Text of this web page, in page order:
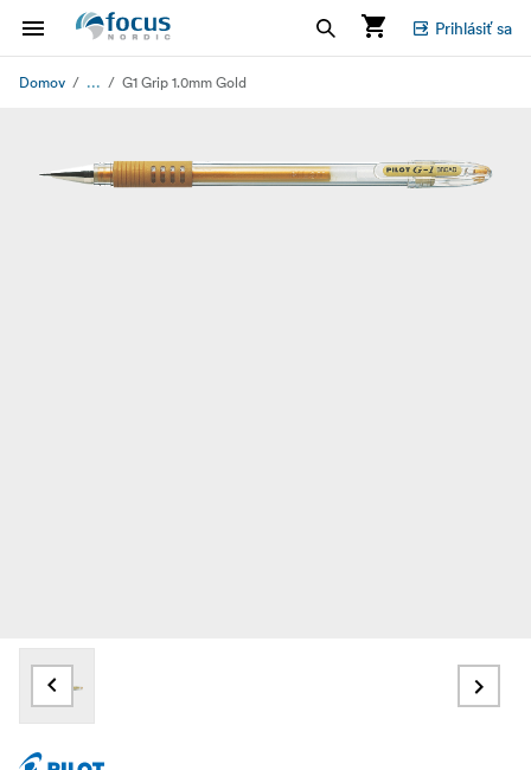
Prihlásiť sa
Domov ... G1 Grip 1.0mm Gold